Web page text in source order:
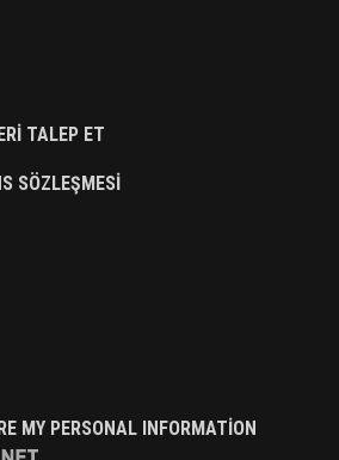
TALEP ET
SÖZLEŞMESI
MY PERSONAL INFORMATION